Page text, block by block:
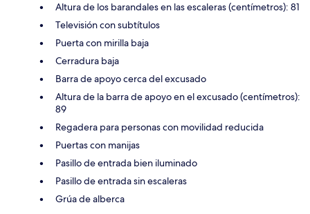
Altura de los barandales en las escaleras (centímetros): 81
Televisión con subtítulos
Puerta con mirilla baja
Cerradura baja
Barra de apoyo cerca del excusado
Altura de la barra de apoyo en el excusado (centímetros):
89
Regadera para personas con movilidad reducida
Puertas con manijas
Pasillo de entrada bien iluminado
Pasillo de entrada sin escaleras
Grúa de alberca